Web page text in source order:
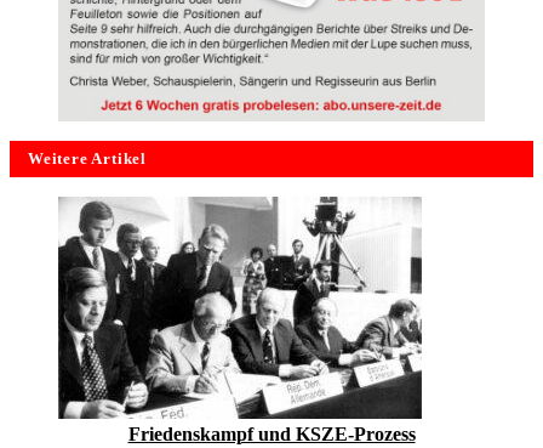
Weitere Artikel
Friedenskampf und KSZE-Prozess